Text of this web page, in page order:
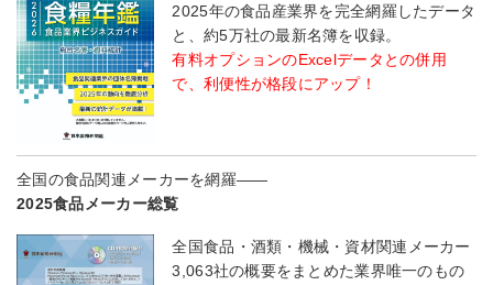
2025年の食品産業界を完全網羅したデータ
と、約5万社の最新名簿を収録。
有料オプションのExcelデータとの併用
で、利便性が格段にアップ！
全国の食品関連メーカーを網羅――
2025食品メーカー総覧
全国食品・酒類・機械・資材関連メーカー
3,063社の概要をまとめた業界唯一のもの